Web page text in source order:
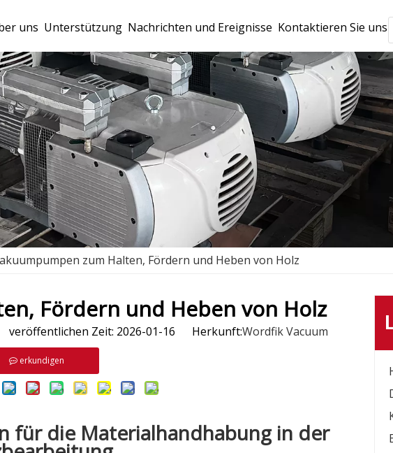
uns Unterstützung Nachrichten und Ereignisse Kontaktieren Sie uns
zum Halten, Fördern und Heben von Holz
Fördern und Heben von Holz
Zeit: 2026-01-16 Herkunft:Wordfik Vacuum
erkundigen
für die Materialhandhabung in der